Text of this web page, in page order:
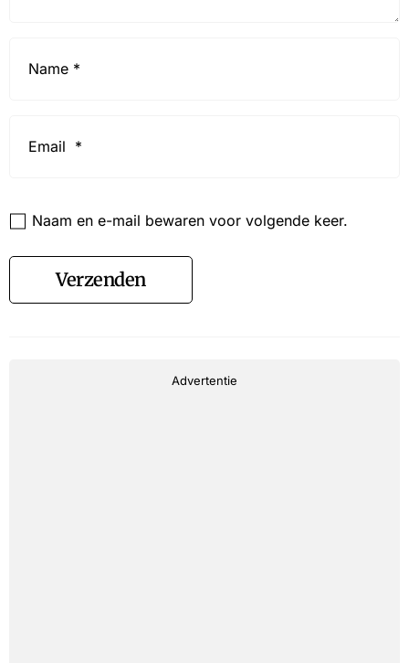
Naam en e-mail bewaren voor volgende keer.
Verzenden
Advertentie